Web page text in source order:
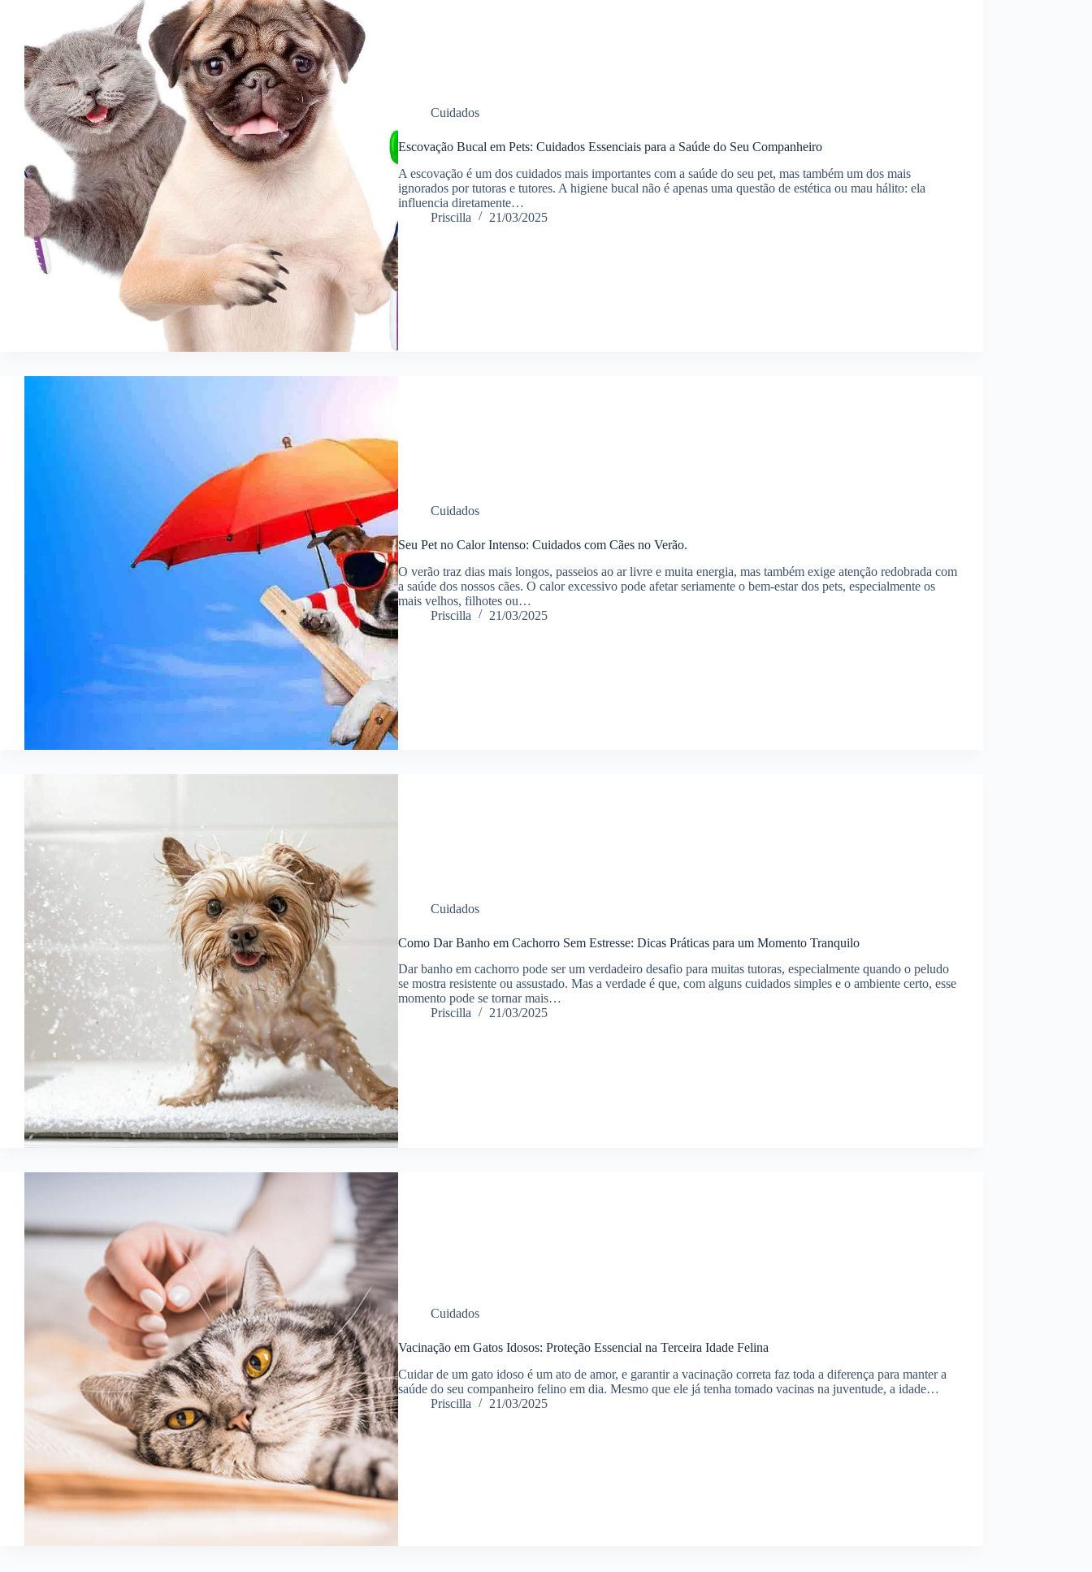
Cuidados
Escovação Bucal em Pets: Cuidados Essenciais para a Saúde do Seu Companheiro
A escovação é um dos cuidados mais importantes com a saúde do seu pet, mas também um dos mais
ignorados por tutoras e tutores. A higiene bucal não é apenas uma questão de estética ou mau hálito: ela
influencia diretamente…
Priscilla
21/03/2025
Cuidados
Seu Pet no Calor Intenso: Cuidados com Cães no Verão.
O verão traz dias mais longos, passeios ao ar livre e muita energia, mas também exige atenção redobrada com
a saúde dos nossos cães. O calor excessivo pode afetar seriamente o bem-estar dos pets, especialmente os
mais velhos, filhotes ou…
Priscilla
21/03/2025
Cuidados
Como Dar Banho em Cachorro Sem Estresse: Dicas Práticas para um Momento Tranquilo
Dar banho em cachorro pode ser um verdadeiro desafio para muitas tutoras, especialmente quando o peludo
se mostra resistente ou assustado. Mas a verdade é que, com alguns cuidados simples e o ambiente certo, esse
momento pode se tornar mais…
Priscilla
21/03/2025
Cuidados
Vacinação em Gatos Idosos: Proteção Essencial na Terceira Idade Felina
Cuidar de um gato idoso é um ato de amor, e garantir a vacinação correta faz toda a diferença para manter a
saúde do seu companheiro felino em dia. Mesmo que ele já tenha tomado vacinas na juventude, a idade…
Priscilla
21/03/2025